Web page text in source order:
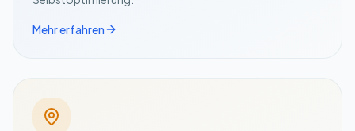
Mehr erfahren